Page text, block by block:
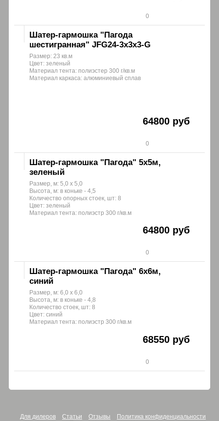
0
Шатер-гармошка "Пагода
шестигранная" JFG24-3x3x3-G
Размер: 23 кв.м
Цвет: зеленый
Материал тента: полиэстер 300 г/кв.м
Материал каркаса: алюминиевый сплав
64800 руб
0
Шатер-гармошка "Пагода" 5х5м,
зеленый
Размер, м: 5,0 х 5,0
Высота, м: в коньке - 4,5
Количество опорных стоек, шт: 8
Цвет: зеленый
Материал тента: полиэстр 300 г/кв.м
64800 руб
0
Шатер-гармошка "Пагода" 6х6м,
синий
Размер, м: 6,0 х 6,0
Высота, м: в коньке - 4,8
Количество стоек, шт: 8
Цвет: синий
Материал тента: полиэстр 300 г/кв.м
68550 руб
0
Для дилеров Статьи Отзывы
Политика конфиденциальности